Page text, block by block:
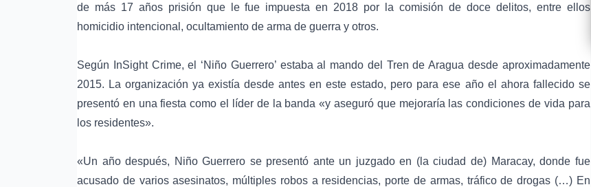
de más 17 años prisión que le fue impuesta en 2018 por la comisión de doce delitos, entre ellos
homicidio intencional, ocultamiento de arma de guerra y otros.
Según InSight Crime, el ‘Niño Guerrero’ estaba al mando del Tren de Aragua desde aproximadamente
2015. La organización ya existía desde antes en este estado, pero para ese año el ahora fallecido se
presentó en una fiesta como el líder de la banda «y aseguró que mejoraría las condiciones de vida para
los residentes».
«Un año después, Niño Guerrero se presentó ante un juzgado en (la ciudad de) Maracay, donde fue
acusado de varios asesinatos, múltiples robos a residencias, porte de armas, tráfico de drogas (…) En